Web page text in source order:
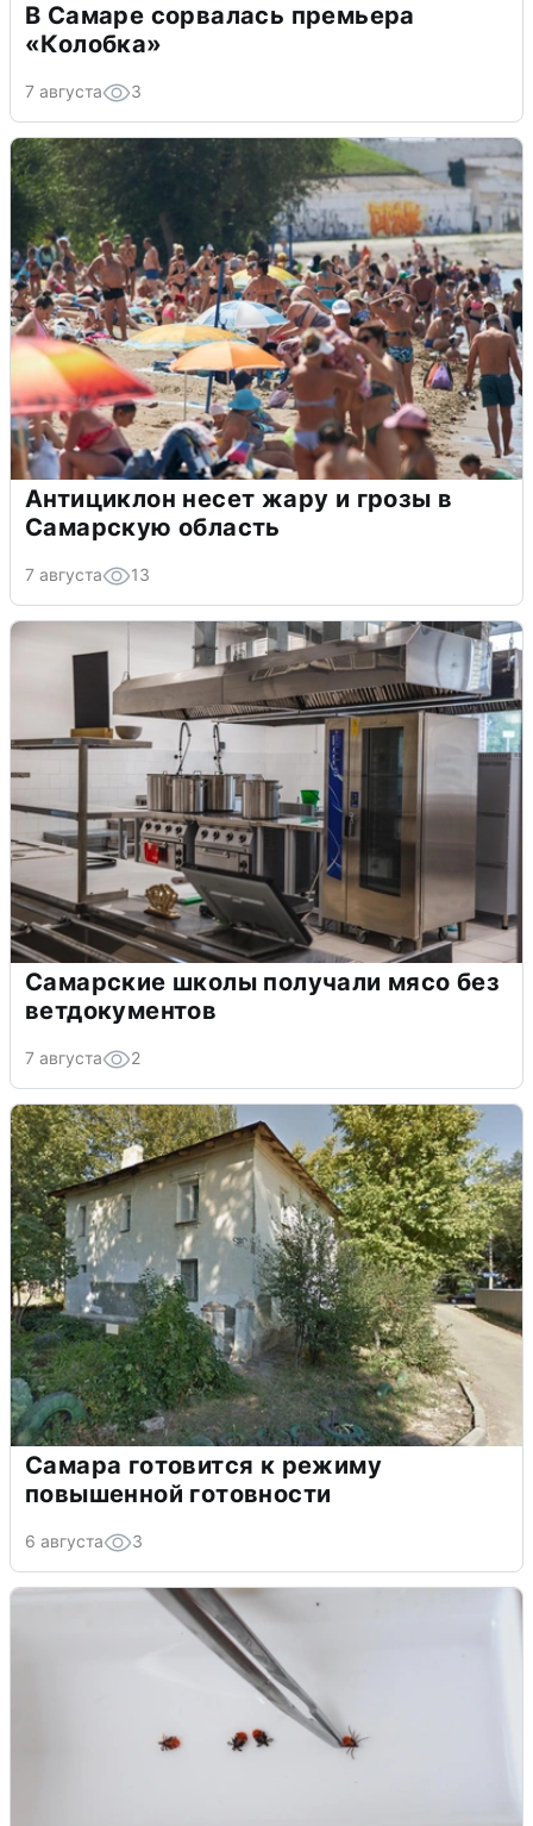
В Самаре сорвалась премьера
«Колобка»
7 августа 3
Антициклон несет жару и грозы в
Самарскую область
7 августа 13
Самарские школы получали мясо без
ветдокументов
7 августа 2
Самара готовится к режиму
повышенной готовности
6 августа 3